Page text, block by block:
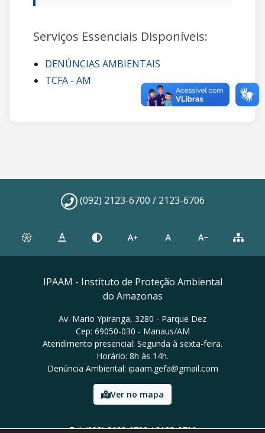
Serviços Essenciais Disponíveis:
DENÚNCIAS AMBIENTAIS
TCFA - AM
(092) 2123-6700 / 2123-6706
IPAAM - Instituto de Proteção Ambiental
do Amazonas
Av. Mario Ypiranga, 3280 - Parque Dez
Cep: 69050-030 - Manaus/AM
Atendimento presencial: Segunda à sexta-feira.
Horário: 8h às 14h.
Denúncia Ambiental: ipaam.gefa@gmail.com
Ver no mapa
Tel: (092) 2123-6700 / 2123-6706